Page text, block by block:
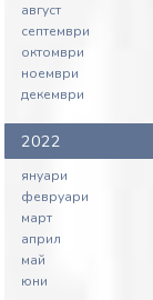
август
септември
октомври
ноември
декември
2022
януари
февруари
март
април
май
юни